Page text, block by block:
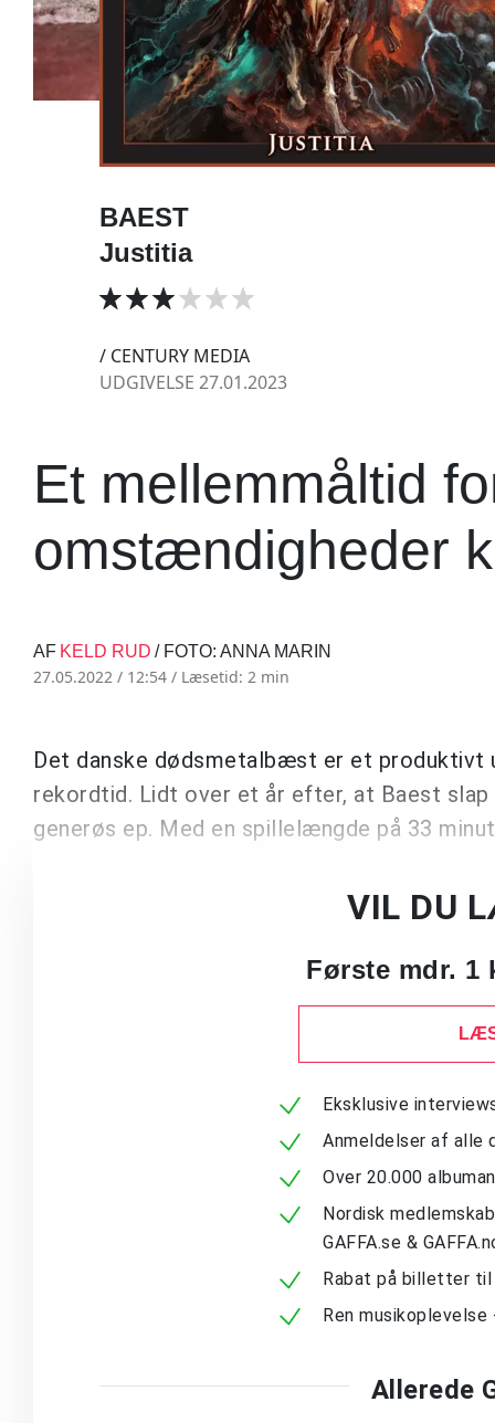
BAEST
Justitia
/ CENTURY MEDIA
UDGIVELSE 27.01.2023
Et mellemmåltid
omstændigheder
AF KELD RUD / FOTO: ANNA MARIN
27.05.2022 / 12:54 / Læsetid: 2 min
Det danske dødsmetalbæst er et produktivt
rekordtid. Lidt over et år efter, at Baest
generøs ep. Med en spillelængde på 33
VIL DU
Første mdr.
Eksklusive
Anmeldelser af alle
Over 20.000
Nordisk
GAFFA.se &
Rabat på billetter
Ren
Allerede